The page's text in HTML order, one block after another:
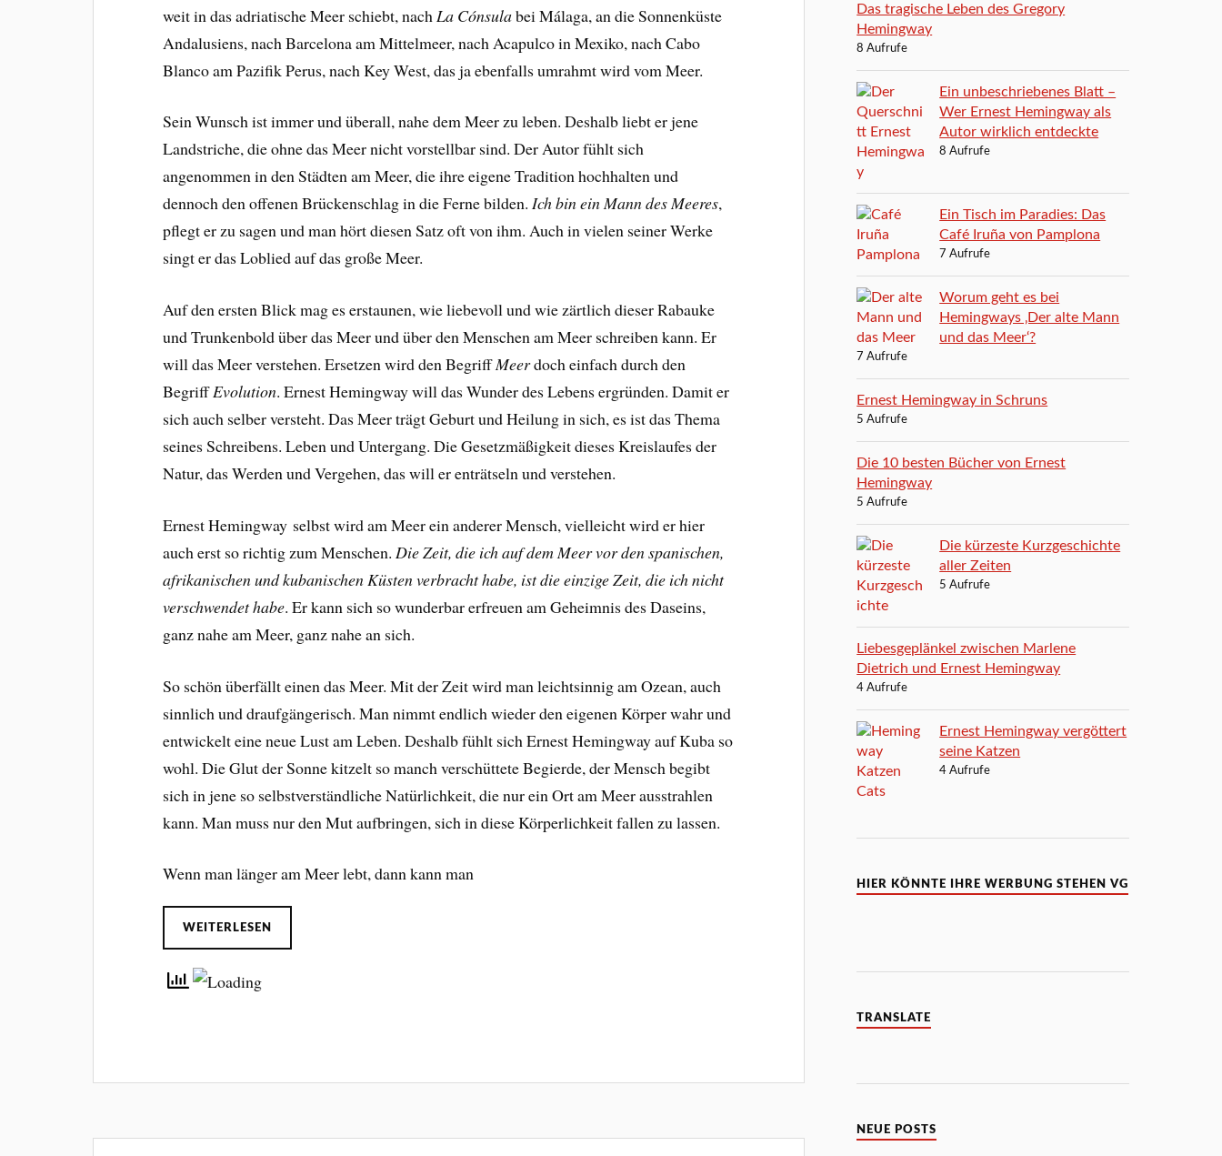
weit in das adriatische Meer schiebt, nach La Cónsulabei Málaga, an die Sonnenküste
Andalusiens, nach Barcelona am Mittelmeer, nach Acapulco in Mexiko, nach Cabo
Blanco am Pazifik Perus, nach Key West, das ja ebenfalls umrahmt wird vom Meer.
Sein Wunsch ist immer und überall, nahe dem Meer zu leben. Deshalb liebt er jene
Landstriche, die ohne das Meer nicht vorstellbar sind. Der Autor fühlt sich
angenommen in den Städten am Meer, die ihre eigene Tradition hochhalten und
dennoch den offenen Brückenschlag in die Ferne bilden.Ich bin ein Mann des Meeres,
pflegt er zu sagen und man hört diesen Satz oft von ihm. Auch in vielen seiner Werke
singt er das Loblied auf das große Meer.
Auf den ersten Blick mag es erstaunen, wie liebevoll und wie zärtlich dieser Rabauke
und Trunkenbold über das Meer und über den Menschen am Meer schreiben kann. Er
will das Meer verstehen. Ersetzen wird den BegriffMeerdoch einfach durch den
BegriffEvolution. Ernest Hemingway will das Wunder des Lebens ergründen. Damit er
sich auch selber versteht. Das Meer trägt Geburt und Heilung in sich, es ist das Thema
seines Schreibens. Leben und Untergang. Die Gesetzmäßigkeit dieses Kreislaufes der
Natur, das Werden und Vergehen, das will er enträtseln und verstehen.
Ernest Hemingway selbst wird am Meer ein anderer Mensch, vielleicht wird er hier
auch erst so richtig zum Menschen.Die Zeit, die ich auf dem Meer vor den spanischen,
afrikanischen und kubanischen Küsten verbracht habe, ist die einzige Zeit, die ich nicht
verschwendet habe. Erkann sich so wunderbar erfreuen am Geheimnis des Daseins,
ganz nahe am Meer, ganz nahe an sich.
So schön überfällt einen das Meer. Mit der Zeit wird man leichtsinnig am Ozean, auch
sinnlich und draufgängerisch. Man nimmt endlich wieder den eigenen Körper wahr und
entwickelt eine neue Lust am Leben. Deshalb fühlt sich Ernest Hemingway auf Kuba so
wohl. Die Glut der Sonne kitzelt so manch verschüttete Begierde, der Mensch begibt
sich in jene so selbstverständliche Natürlichkeit, die nur ein Ort am Meer ausstrahlen
kann. Man muss nur den Mut aufbringen, sich in diese Körperlichkeit fallen zu lassen.
Wenn man länger am Meer lebt, dann kann man
WEITERLESEN
Das tragische Leben des Gregory
Hemingway
8 Aufrufe
Ein unbeschriebenes Blatt –
Wer Ernest Hemingway als
Autor wirklich entdeckte
8 Aufrufe
Ein Tisch im Paradies: Das
Café Iruña von Pamplona
7 Aufrufe
Worum geht es bei
Hemingways ‚Der alte Mann
und das Meer‘?
7 Aufrufe
Ernest Hemingway in Schruns
5 Aufrufe
Die 10 besten Bücher von Ernest
Hemingway
5 Aufrufe
Die kürzeste Kurzgeschichte
aller Zeiten
5 Aufrufe
Liebesgeplänkel zwischen Marlene
Dietrich und Ernest Hemingway
4 Aufrufe
Ernest Hemingway vergöttert
seine Katzen
4 Aufrufe
HIER KÖNNTE IHRE WERBUNG STEHEN VG
TRANSLATE
NEUE POSTS